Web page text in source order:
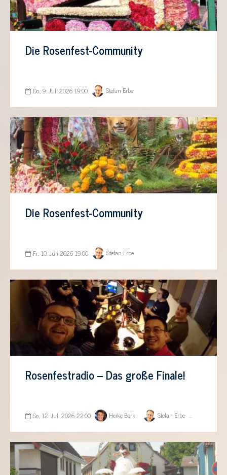
Die Rosenfest-Community
Do., 9. Juli 2026 19:00 Stefan Erbe
Die Rosenfest-Community
Fr., 10. Juli 2026 19:00 Stefan Erbe
Rosenfestradio – Das große Finale!
So., 12. Juli 2026 22:00 Heike Bork Stefan Erbe